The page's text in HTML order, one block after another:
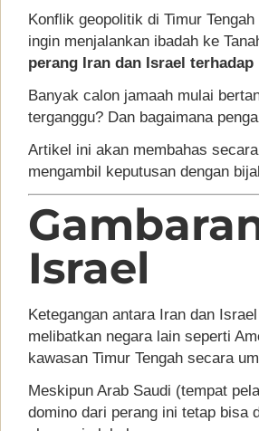
Konflik geopolitik di Timur
ingin menjalankan ibadah ke
perang Iran dan Israel
Banyak calon jamaah mulai
terganggu? Dan bagaimana
Artikel ini akan membahas
mengambil keputusan dengan
Israel
Ketegangan antara Iran dan
melibatkan negara lain seperti
kawasan Timur Tengah secara
Meskipun Arab Saudi (tempat
domino dari perang ini tetap bisa